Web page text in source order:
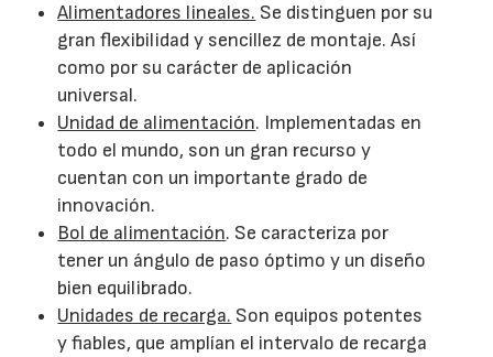
Alimentadores lineales. Se distinguen por su
gran flexibilidad y sencillez de montaje. Así
como por su carácter de aplicación
universal.
Unidad de alimentación. Implementadas en
todo el mundo, son un gran recurso y
cuentan con un importante grado de
innovación.
Bol de alimentación. Se caracteriza por
tener un ángulo de paso óptimo y un diseño
bien equilibrado.
Unidades de recarga. Son equipos potentes
y fiables, que amplían el intervalo de recarga